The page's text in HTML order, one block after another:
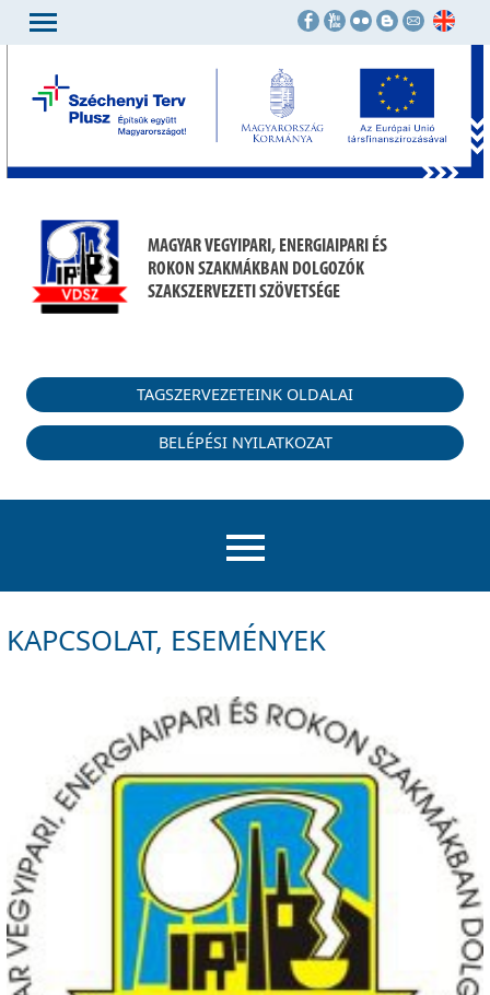
MAGYAR VEGYIPARI, ENERGIAIPARI ÉS
ROKON SZAKMÁKBAN DOLGOZÓK
SZAKSZERVEZETI SZÖVETSÉGE
TAGSZERVEZETEINK OLDALAI
BELÉPÉSI NYILATKOZAT
KAPCSOLAT, ESEMÉNYEK